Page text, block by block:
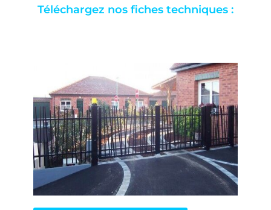
Téléchargez nos fiches techniques :